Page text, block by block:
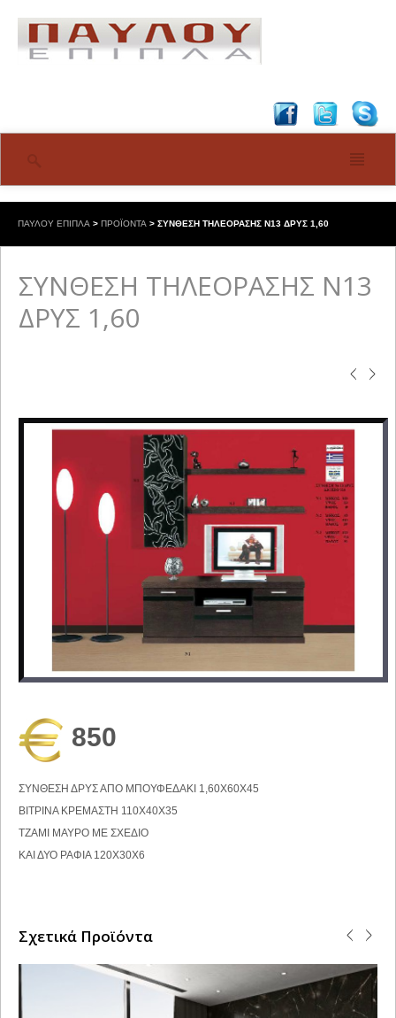
ΠΑΥΛΟΥ ΕΠΙΠΛΑ > ΠΡΟΪΟΝΤΑ > ΣΥΝΘΕΣΗ ΤΗΛΕΟΡΑΣΗΣ Ν13 ΔΡΥΣ 1,60
ΣΥΝΘΕΣΗ ΤΗΛΕΟΡΑΣΗΣ Ν13
ΔΡΥΣ 1,60
850
ΣΥΝΘΕΣΗ ΔΡΥΣ ΑΠΟ ΜΠΟΥΦΕΔΑΚΙ 1,60Χ60Χ45
ΒΙΤΡΙΝΑ ΚΡΕΜΑΣΤΗ 110Χ40Χ35
ΤΖΑΜΙ ΜΑΥΡΟ ΜΕ ΣΧΕΔΙΟ
ΚΑΙ ΔΥΟ ΡΑΦΙΑ 120Χ30Χ6
Σχετικά Προϊόντα